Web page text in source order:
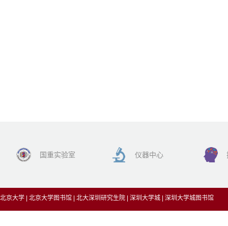
国重实验室 仪器中心
北京大学 北京大学图书馆 北大深圳研究生院 深圳大学城 深圳大学城图书馆